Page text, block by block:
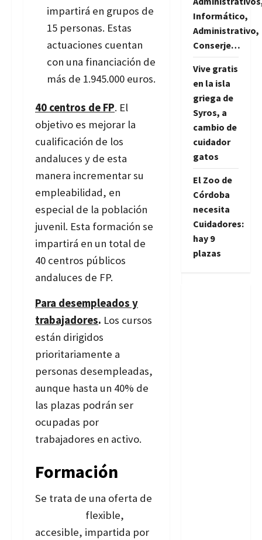
impartirá en grupos de
15 personas. Estas
actuaciones cuentan
con una financiación de
más de 1.945.000 euros.
40 centros de FP. El
objetivo es mejorar la
cualificación de los
andaluces y de esta
manera incrementar su
empleabilidad, en
especial de la población
juvenil. Esta formación se
impartirá en un total de
40 centros públicos
andaluces de FP.
Para desempleados y
trabajadores. Los cursos
están dirigidos
prioritariamente a
personas desempleadas,
aunque hasta un 40% de
las plazas podrán ser
ocupadas por
trabajadores en activo.
Formación
Se trata de una oferta de
flexible,
accesible, impartida por
Informático,
Administrativo,
Conserje…
Vive gratis
en la isla
griega de
Syros, a
cambio de
cuidador
gatos
El Zoo de
Córdoba
necesita
Cuidadores:
hay 9
plazas